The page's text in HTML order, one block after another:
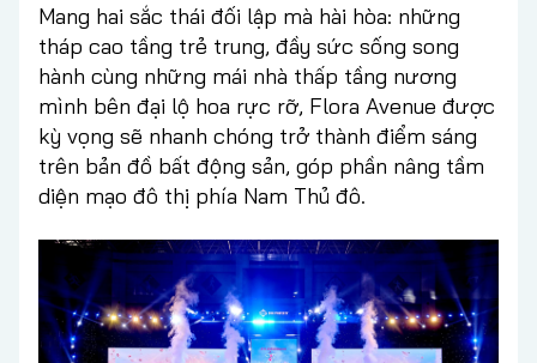
Mang hai sắc thái đối lập mà hài hòa: những
tháp cao tầng trẻ trung, đầy sức sống song
hành cùng những mái nhà thấp tầng nương
mình bên đại lộ hoa rực rỡ, Flora Avenue được
kỳ vọng sẽ nhanh chóng trở thành điểm sáng
trên bản đồ bất động sản, góp phần nâng tầm
diện mạo đô thị phía Nam Thủ đô.